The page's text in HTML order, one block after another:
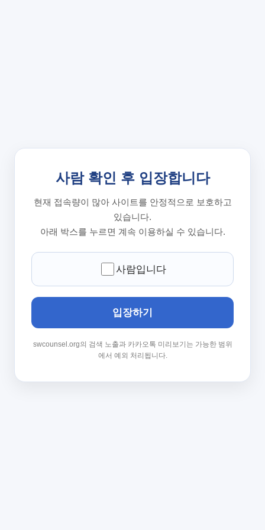
사람 확인 후 입장합니다
현재 접속량이 많아 사이트를 안정적으로 보호하고
있습니다.
아래 박스를 누르면 계속 이용하실 수 있습니다.
사람입니다
입장하기
swcounsel.org의 검색 노출과 카카오톡 미리보기는 가능한 범위
에서 예외 처리됩니다.